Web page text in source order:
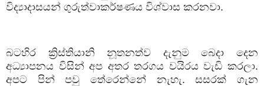
විද්‍යාදාසයන් ගුරුත්වාකර්ෂණය විශ්වාස කරනවා.
බටහිර ක්‍රිස්තියානි නූතනත්ව දැනුම බෙදා දෙන
අධ්‍යාපනය විසින් අප අතර තරගය වයිරය වැඩි කරලා.
අපට පින් පවු තේරෙන්නේ නැහැ. සසරක් ගැන